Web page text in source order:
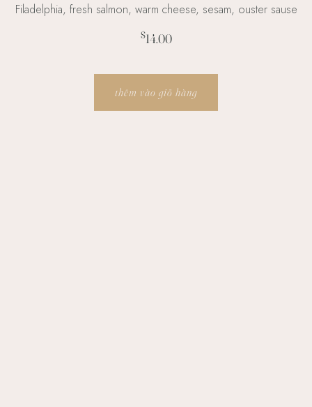
Filadelphia, fresh salmon, warm cheese, sesam, ouster sause
$14.00
thêm vào giỏ hàng